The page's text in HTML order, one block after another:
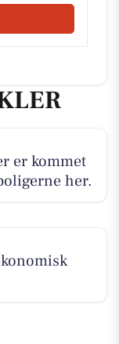
er kommet
her.